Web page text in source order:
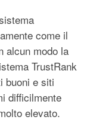
come il
alcun modo la
TrustRank
buoni e siti
difficilmente
elevato.